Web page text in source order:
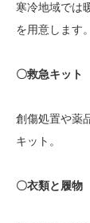
寒冷地域では
を用意します。
〇救急キット
創傷処置や薬
キット。
〇衣類と履物